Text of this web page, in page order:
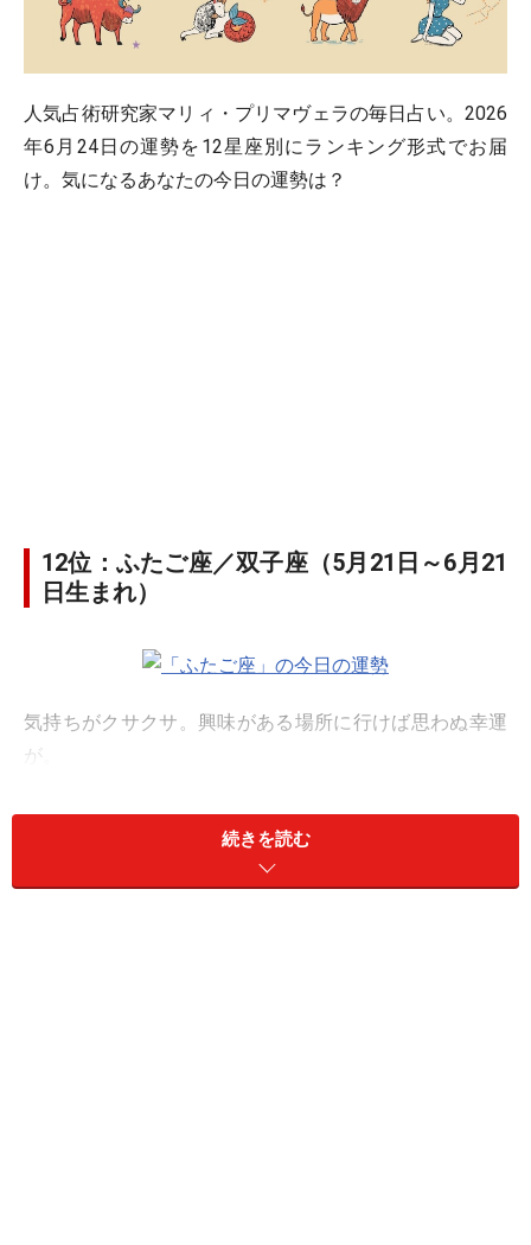
人気占術研究家マリィ・プリマヴェラの毎日占い。2026
年6月24日の運勢を12星座別にランキング形式でお届
け。気になるあなたの今日の運勢は？
12位：ふたご座／双子座（5月21日～6月21
日生まれ）
気持ちがクサクサ。興味がある場所に行けば思わぬ幸運
が。
11位：やぎ座／山羊座（12月22日～1月19
続きを読む